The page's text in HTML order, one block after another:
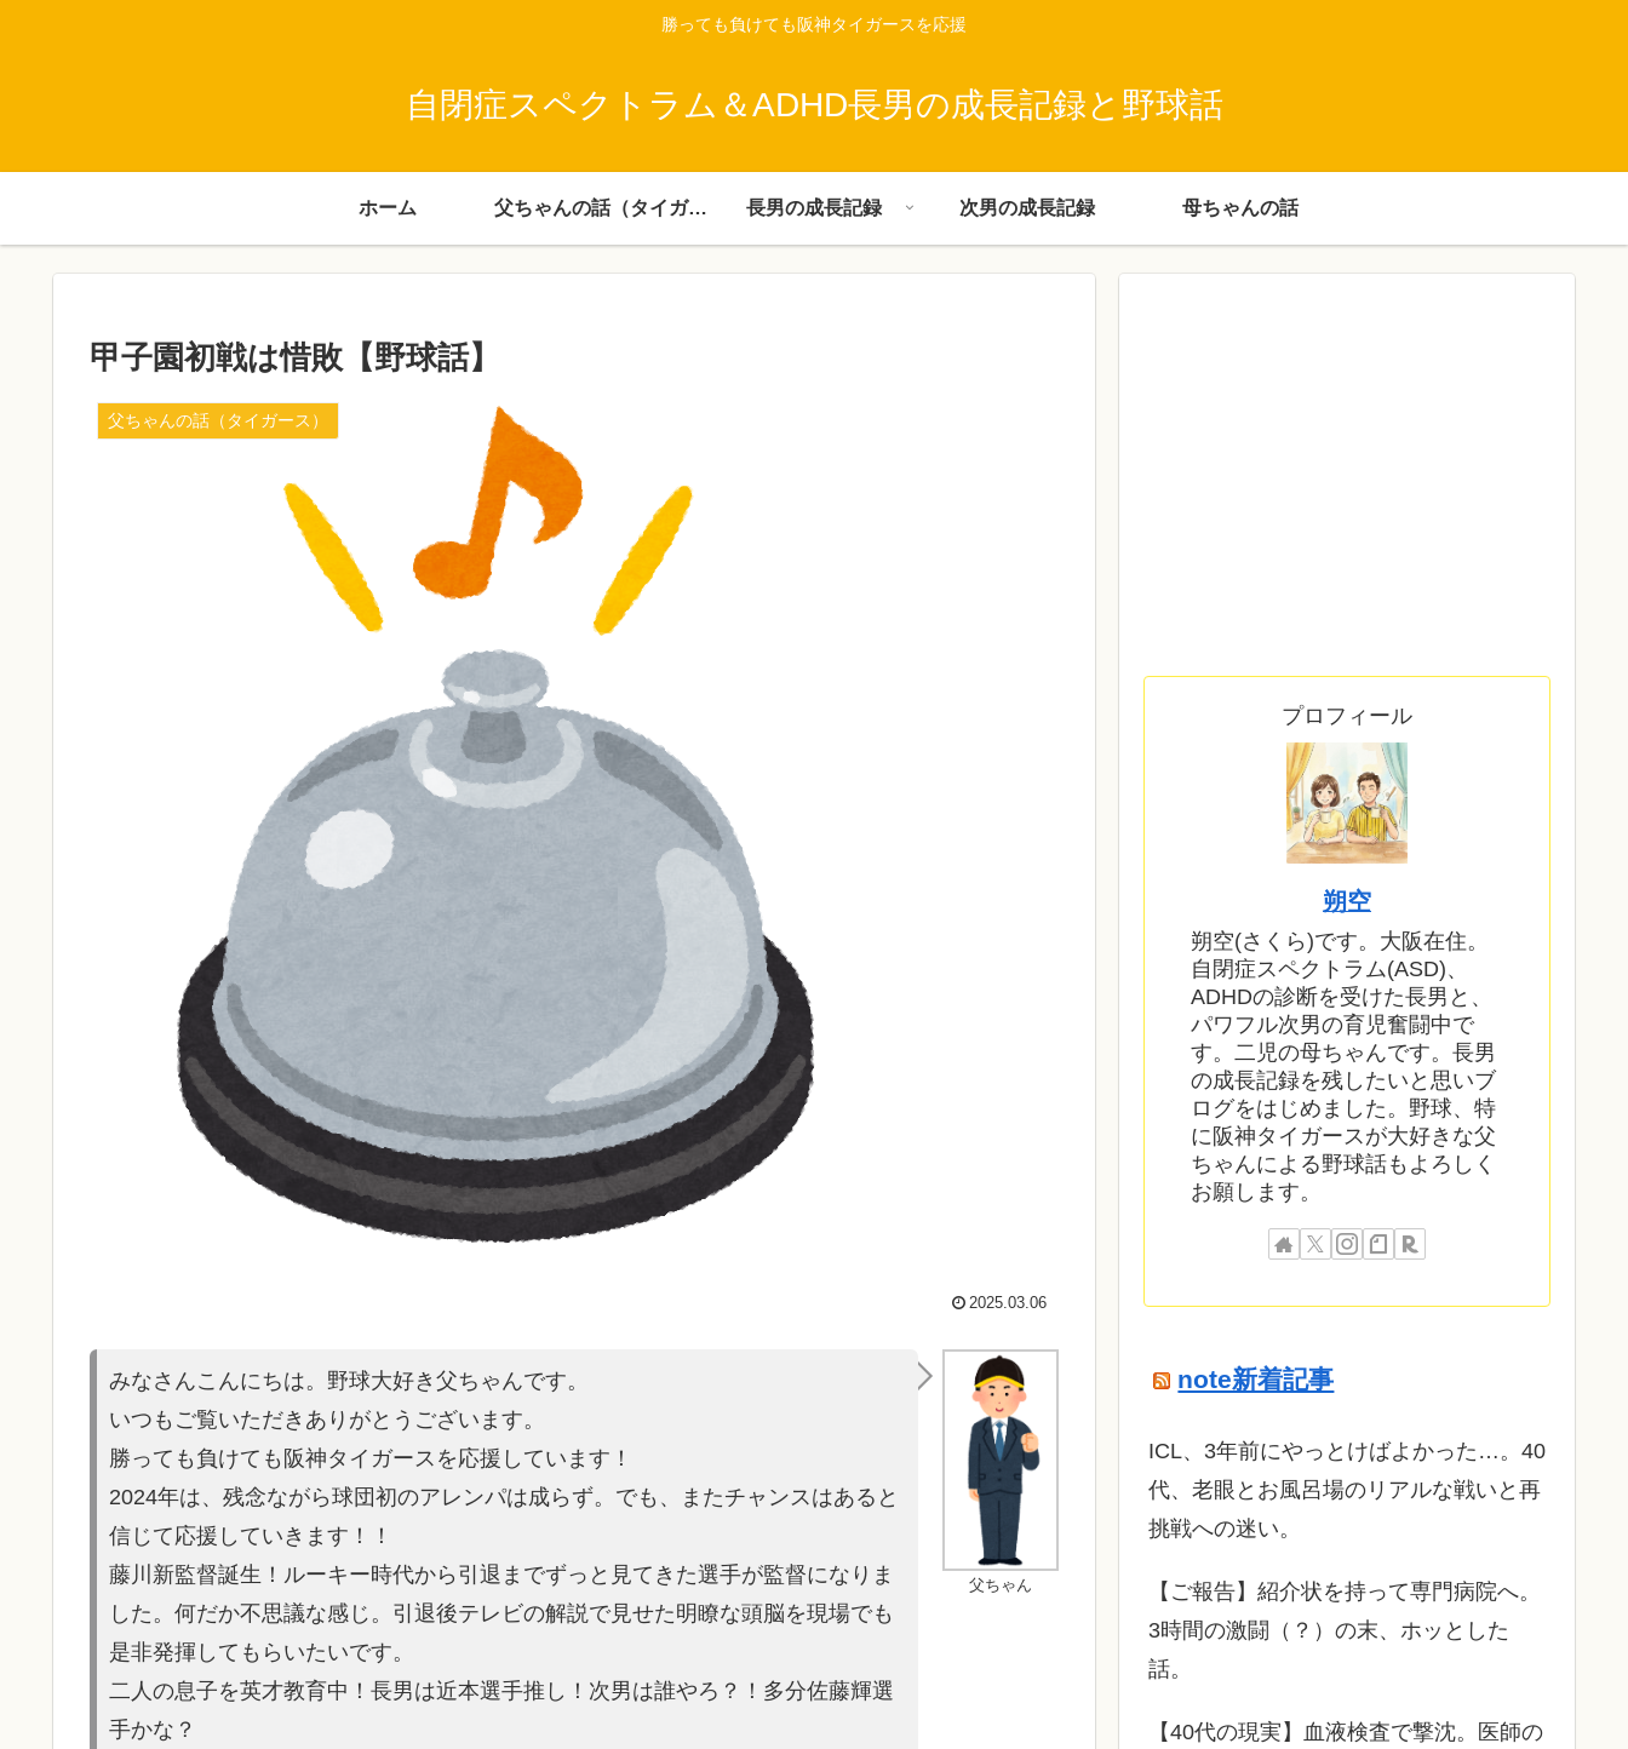
勝っても負けても阪神タイガースを応援
自閉症スペクトラム＆ADHD長男の成長記録と野球話
ホーム 父ちゃんの話（タイガース） 長男の成長記録 次男の成長記録 母ちゃんの話
甲子園初戦は惜敗【野球話】
父ちゃんの話（タイガース）
2025.03.06
父ちゃん
みなさんこんにちは。野球大好き父ちゃんです。
いつもご覧いただきありがとうございます。
勝っても負けても阪神タイガースを応援しています！
2024年は、残念ながら球団初のアレンパは成らず。でも、またチャンスはあると
信じて応援していきます！！
藤川新監督誕生！ルーキー時代から引退までずっと見てきた選手が監督になりま
した。何だか不思議な感じ。引退後テレビの解説で見せた明瞭な頭脳を現場でも
是非発揮してもらいたいです。
二人の息子を英才教育中！長男は近本選手推し！次男は誰やろ？！多分佐藤輝選
手かな？
プロフィール
朔空
朔空(さくら)です。大阪在住。
自閉症スペクトラム(ASD)、
ADHDの診断を受けた長男と、
パワフル次男の育児奮闘中で
す。二児の母ちゃんです。長男
の成長記録を残したいと思いブ
ログをはじめました。野球、特
に阪神タイガースが大好きな父
ちゃんによる野球話もよろしく
お願します。
note新着記事
ICL、3年前にやっとけばよかった…。40
代、老眼とお風呂場のリアルな戦いと再
挑戦への迷い。
​【ご報告】紹介状を持って専門病院へ。
3時間の激闘（？）の末、ホッとした
話。
【40代の現実】血液検査で撃沈。医師の